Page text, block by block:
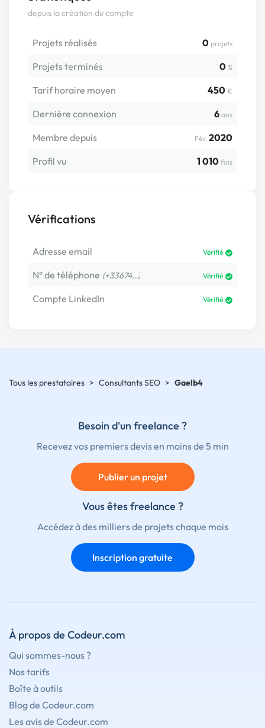
depuis la création du compte
Projets réalisés 0 projets
Projets terminés 0 %
Tarif horaire moyen 450 €
Dernière connexion 6 ans
Membre depuis Fév. 2020
Profil vu
1 010 fois
Vérifications
Adresse email Vérifié
N° de téléphone (+33674…) Vérifié
Compte LinkedIn Vérifié
Tous les prestataires > Consultants SEO > Gaelb4
Besoin d'un freelance ?
Recevez vos premiers devis en moins de 5 min
Publier un projet
Vous êtes freelance ?
Accédez à des milliers de projets chaque mois
Inscription gratuite
À propos de Codeur.com
Qui sommes-nous ?
Nos tarifs
Boîte à outils
Blog de Codeur.com
Les avis de Codeur.com